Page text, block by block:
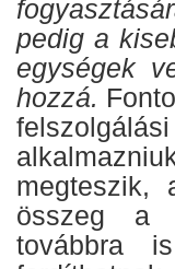
pedig a
egységek
hozzá.
megteszik,
összeg a
továbbra